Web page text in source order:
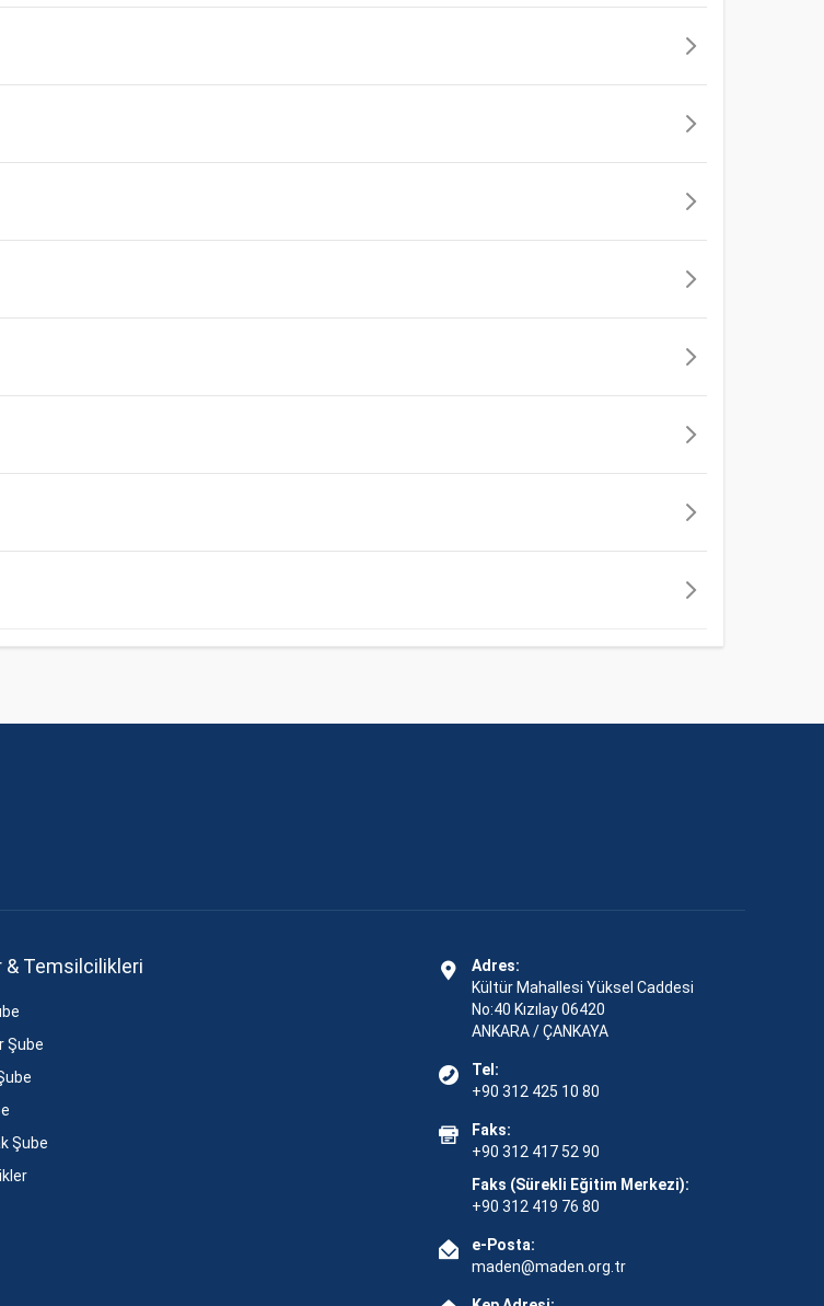
& Temsilcilikleri
Şube
Şube
Adres:
Kültür Mahallesi Yüksel Caddesi
No:40 Kızılay 06420
ANKARA / ÇANKAYA
Tel:
+90 312 425 10 80
Faks:
+90 312 417 52 90
Faks (Sürekli Eğitim Merkezi):
+90 312 419 76 80
e-Posta:
maden@maden.org.tr